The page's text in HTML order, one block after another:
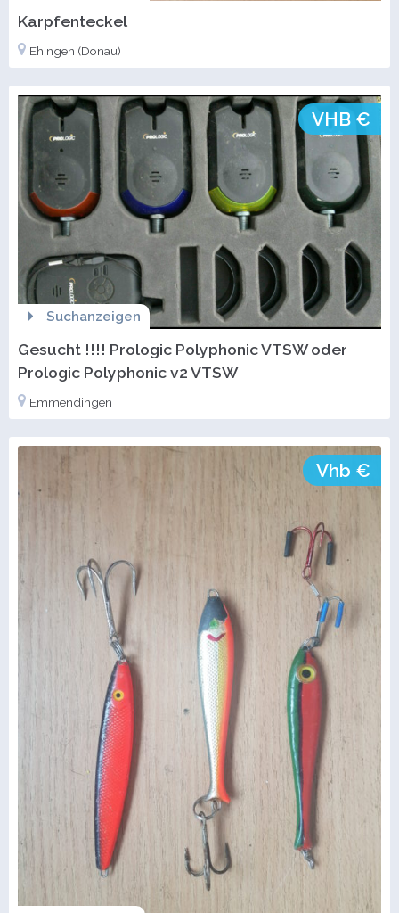
Karpfenteckel
Ehingen (Donau)
VHB €
Suchanzeigen
Gesucht !!!! Prologic Polyphonic VTSW oder
Prologic Polyphonic v2 VTSW
Emmendingen
Vhb €